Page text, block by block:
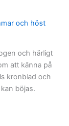
och höst
och härligt
att känna på
kronblad och
böjas.